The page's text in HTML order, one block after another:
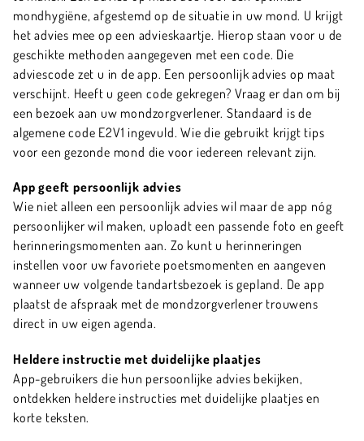
mondhygiëne, afgestemd op de situatie in uw mond. U krijgt
het advies mee op een advieskaartje. Hierop staan voor u de
geschikte methoden aangegeven met een code. Die
adviescode zet u in de app. Een persoonlijk advies op maat
verschijnt. Heeft u geen code gekregen? Vraag er dan om bij
een bezoek aan uw mondzorgverlener. Standaard is de
algemene code E2V1 ingevuld. Wie die gebruikt krijgt tips
voor een gezonde mond die voor iedereen relevant zijn.
App geeft persoonlijk advies
Wie niet alleen een persoonlijk advies wil maar de app nóg
persoonlijker wil maken, uploadt een passende foto en geeft
herinneringsmomenten aan. Zo kunt u herinneringen
instellen voor uw favoriete poetsmomenten en aangeven
wanneer uw volgende tandartsbezoek is gepland. De app
plaatst de afspraak met de mondzorgverlener trouwens
direct in uw eigen agenda.
Heldere instructie met duidelijke plaatjes
App-gebruikers die hun persoonlijke advies bekijken,
ontdekken heldere instructies met duidelijke plaatjes en
korte teksten.